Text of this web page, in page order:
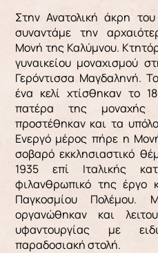
Στην Ανατολική άκρη
συναντάμε την
Μονή της Καλύμνου.
γυναικείου μοναχισμού
Γερόντισσα Μαγδαληνή.
ένα κελί χτίσθηκαν το
πατέρα της μοναχής
προστέθηκαν και τα
Ενεργό μέρος πήρε η
σοβαρό εκκλησιαστικό
1935 επί Ιταλικής
φιλανθρωπικό της έργο
Παγκοσμίου Πολέμου.
οργανώθηκαν και
υφαντουργίας με
παραδοσιακή στολή.